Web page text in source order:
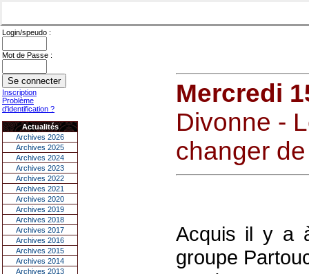
Login/speudo :
Mot de Passe :
Inscription
Problème
d'identification ?
Actualités
Archives 2026
Archives 2025
Archives 2024
Archives 2023
Archives 2022
Archives 2021
Archives 2020
Archives 2019
Archives 2018
Archives 2017
Archives 2016
Archives 2015
Archives 2014
Archives 2013
Mercredi
Divonne -
changer
Acquis il y a
groupe